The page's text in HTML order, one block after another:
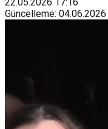
Güncelleme: 04.06.2026